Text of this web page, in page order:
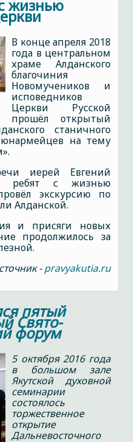
жизнью
В конце апреля 2018
года в центральном
храме Алданского
благочиния
Новомучеников и
исповедников
Церкви Русской
прошёл открытый
станичного
юнармейцев на тему
иерей Евгений
ребят с жизнью
экскурсию по
Алданской.
и присяги новых
продолжилось за
-pravyakutia.ru
пятый
Свято-
форум
5 октября 2016 года
в большом зале
Якутской духовной
семинарии
состоялось
торжественное
открытие
Дальневосточного